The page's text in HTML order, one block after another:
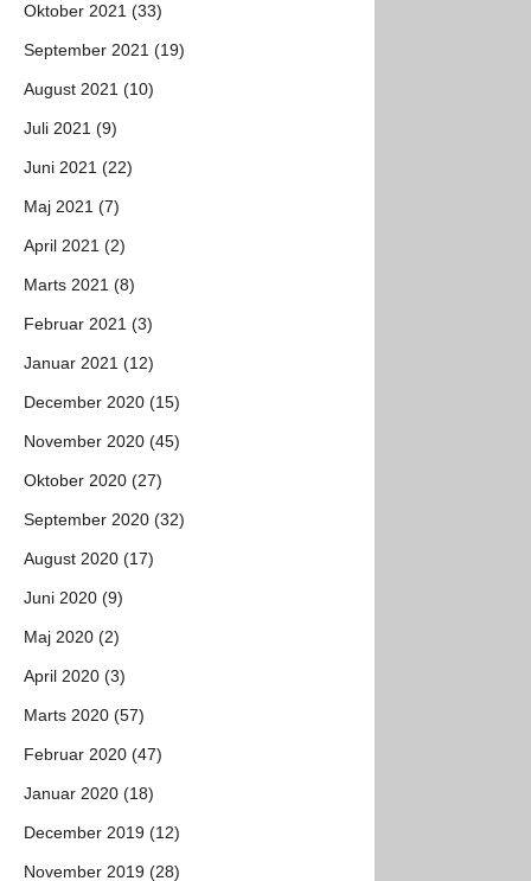
Oktober 2021 (33)
September 2021 (19)
August 2021 (10)
Juli 2021 (9)
Juni 2021 (22)
Maj 2021 (7)
April 2021 (2)
Marts 2021 (8)
Februar 2021 (3)
Januar 2021 (12)
December 2020 (15)
November 2020 (45)
Oktober 2020 (27)
September 2020 (32)
August 2020 (17)
Juni 2020 (9)
Maj 2020 (2)
April 2020 (3)
Marts 2020 (57)
Februar 2020 (47)
Januar 2020 (18)
December 2019 (12)
November 2019 (28)